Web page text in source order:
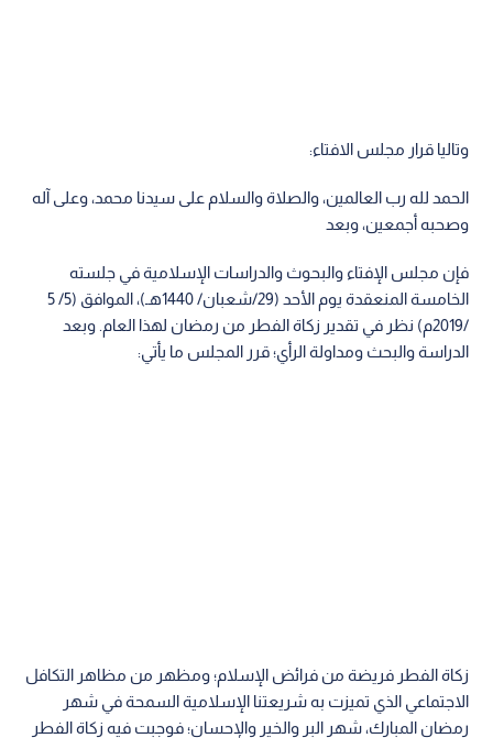
وتاليا قرار مجلس الافتاء:
الحمد لله رب العالمين، والصلاة والسلام على سيدنا محمد، وعلى آله
وصحبه أجمعين، وبعد
فإن مجلس الإفتاء والبحوث والدراسات الإسلامية في جلسته
الخامسة المنعقدة يوم الأحد (29/شعبان/ 1440هـ)، الموافق (5/ 5
/2019م) نظر في تقدير زكاة الفطر من رمضان لهذا العام. وبعد
الدراسة والبحث ومداولة الرأي؛ قرر المجلس ما يأتي:
زكاة الفطر فريضة من فرائض الإسلام؛ ومظهر من مظاهر التكافل
الاجتماعي الذي تميزت به شريعتنا الإسلامية السمحة في شهر
رمضان المبارك، شهر البر والخير والإحسان؛ فوجبت فيه زكاة الفطر